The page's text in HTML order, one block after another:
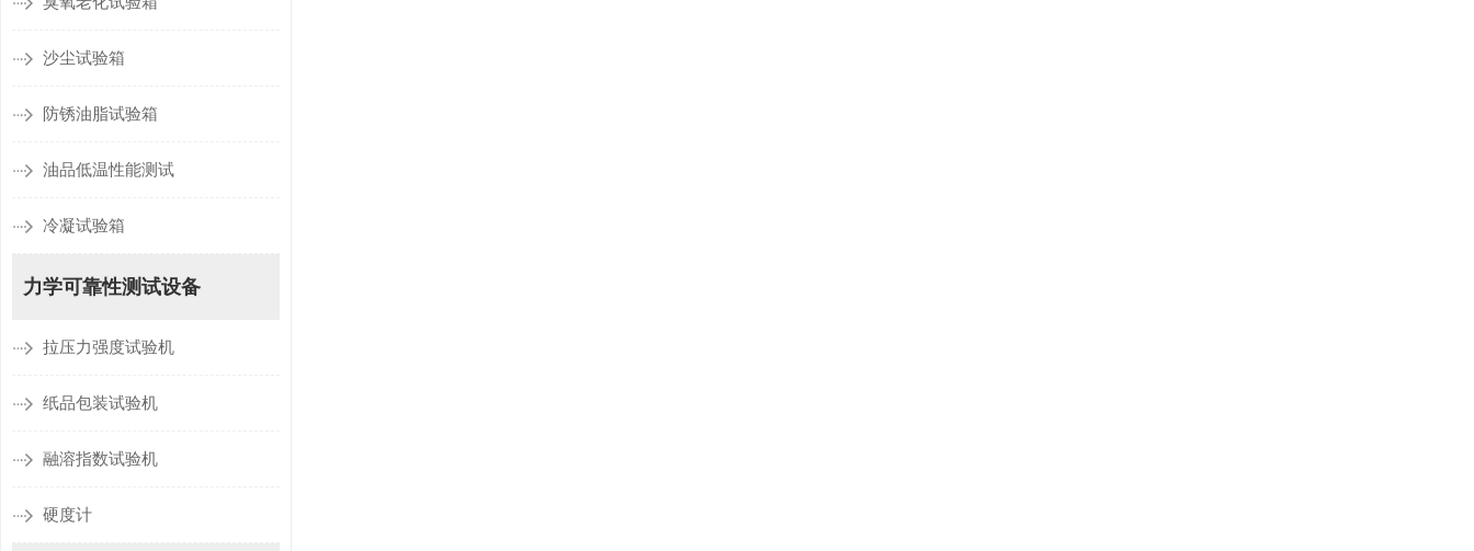
沙尘试验箱
防锈油脂试验箱
油品低温性能测试
冷凝试验箱
力学可靠性测试设备
拉压力强度试验机
纸品包装试验机
融溶指数试验机
硬度计